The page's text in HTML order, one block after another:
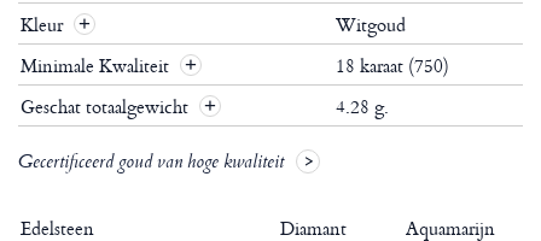
Kleur
Witgoud
Minimale Kwaliteit
18 karaat (750)
Geschat totaalgewicht
4.28 g.
Gecertificeerd goud van hoge kwaliteit
Edelsteen Diamant
Aquamarijn